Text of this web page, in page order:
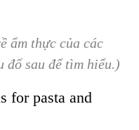
ẩm thực của các
đố sau để tìm hiểu.)
for pasta and